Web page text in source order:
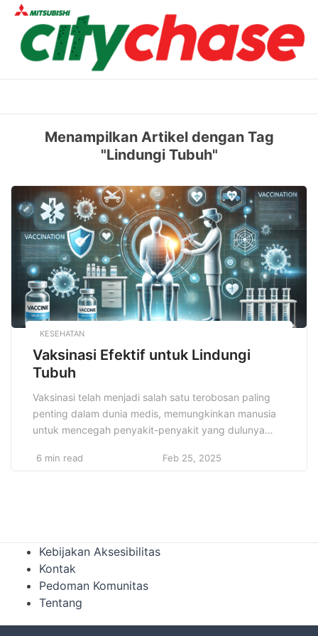
Skip
content
Menampilkan Artikel dengan Tag
"Lindungi Tubuh"
KESEHATAN
Vaksinasi Efektif untuk Lindungi
Tubuh
Vaksinasi telah menjadi salah satu terobosan paling
penting dalam dunia medis, memungkinkan manusia
untuk mencegah penyakit-penyakit yang dulunya
tubuh dari berbagai jenis penyakit yang dapat
6 min read Feb 25, 2025
Kebijakan Aksesibilitas
Kontak
Pedoman Komunitas
Tentang